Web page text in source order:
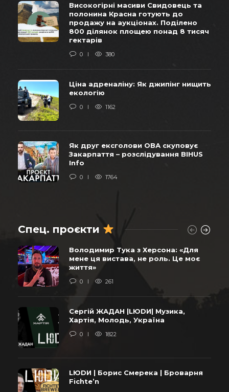
Високогірні масиви Свидовець та
полонина Красна готують до
продажу на аукціонах. Поділено
800 ділянок площею понад 8 тисяч
гектарів
0 380
Ціна адреналіну: Як джипінг нищить
екологію
0 1162
Як друг ексголови ОВА скуповує
Закарпаття – розслідування BIHUS
Info
0 1764
Спец. проєкти
Володимир Тука з Херсона: «Для
мене ця вистава, не роль. Це моє
життя»
0 261
Сергій ЖАДАН |LЮDИ| Музика,
Хартія, Молодь, Україна
0 1822
LЮDИ | Борис Смерека | Броварня
Fichte’n